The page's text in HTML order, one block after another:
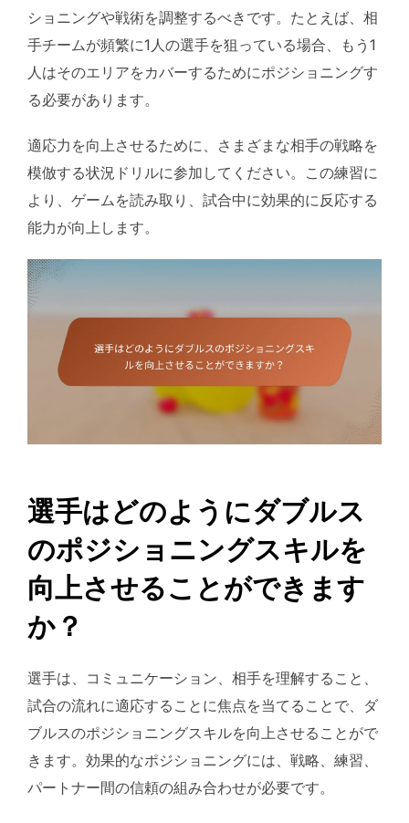
ショニングや戦術を調整するべきです。たとえば、相
手チームが頻繁に1人の選手を狙っている場合、もう1
人はそのエリアをカバーするためにポジショニングす
る必要があります。
適応力を向上させるために、さまざまな相手の戦略を
模倣する状況ドリルに参加してください。この練習に
より、ゲームを読み取り、試合中に効果的に反応する
能力が向上します。
選手はどのようにダブルス
のポジショニングスキルを
向上させることができます
か？
選手は、コミュニケーション、相手を理解すること、
試合の流れに適応することに焦点を当てることで、ダ
ブルスのポジショニングスキルを向上させることがで
きます。効果的なポジショニングには、戦略、練習、
パートナー間の信頼の組み合わせが必要です。